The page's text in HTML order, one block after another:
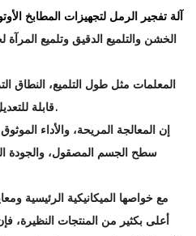
آلة تفجير الرمل لتجهيزات المطابخ
الخشن والتلميع الدقيق وتلميع المرآة
المعلمات مثل طول التلميع، النطاق
قابلة للتعديل أو يمكن ضبطها كتحكم تلقائي.
إن المعالجة المريحة، والأداء
سطح الجسم المصقول، والجودة
مع خواصها الميكانيكية الرئيسية
أعلى بكثير من المنتجات النظيرة،